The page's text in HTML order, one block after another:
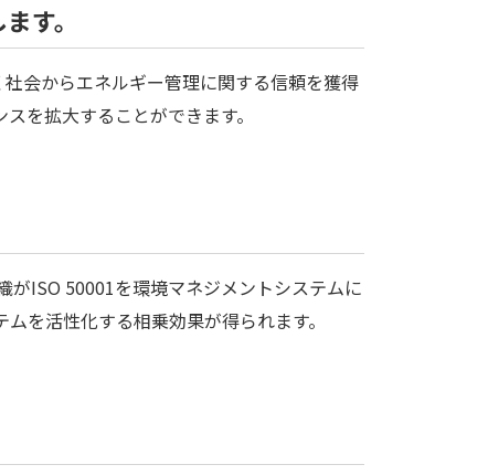
す。
会からエネルギー管理に関する信頼を獲得
を拡大することができます。
がISO 50001を環境マネジメントシステムに
を活性化する相乗効果が得られます。